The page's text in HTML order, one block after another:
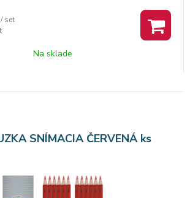
set
Na sklade
SNÍMACIA ČERVENÁ ks